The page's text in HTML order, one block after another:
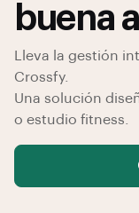
buena
Lleva la gestión
Crossfy.
Una solución
o estudio fitness.